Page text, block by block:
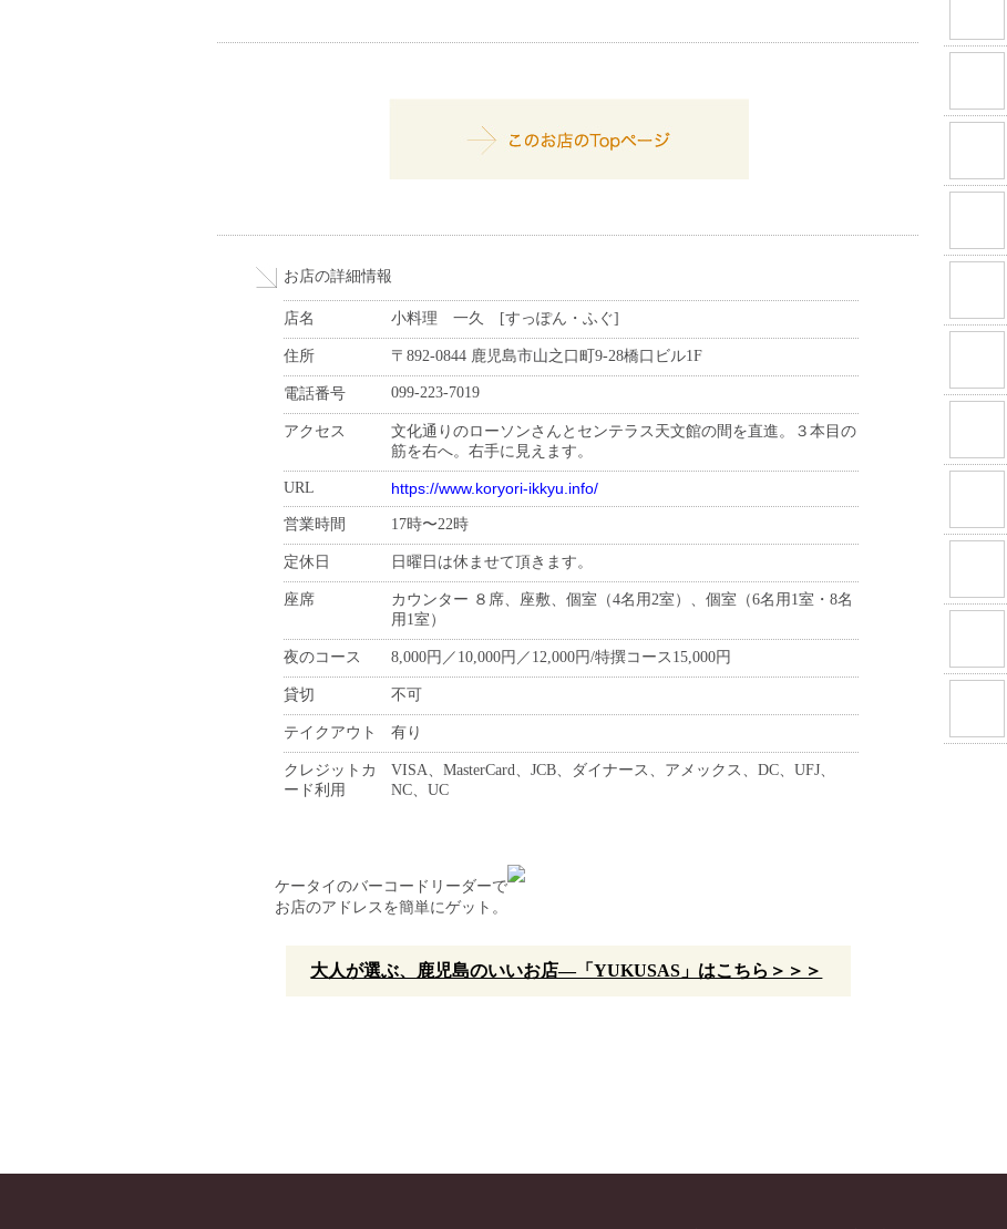
お店の詳細情報
店名 小料理 一久 [すっぽん・ふぐ]
住所 〒892-0844 鹿児島市山之口町9-28橋口ビル1F
電話番号 099-223-7019
アクセス
文化通りのローソンさんとセンテラス天文館の間を直進。３本目の
筋を右へ。右手に見えます。
URL https://www.koryori-ikkyu.info/
営業時間 17時〜22時
定休日 日曜日は休ませて頂きます。
座席
カウンター ８席、座敷、個室（4名用2室）、個室（6名用1室・8名
用1室）
夜のコース 8,000円／10,000円／12,000円/特撰コース15,000円
貸切 不可
テイクアウト 有り
クレジットカ
ード利用
VISA、MasterCard、JCB、ダイナース、アメックス、DC、UFJ、
NC、UC
ケータイのバーコードリーダーで
お店のアドレスを簡単にゲット。
大人が選ぶ、鹿児島のいいお店—「YUKUSAS」はこちら＞＞＞